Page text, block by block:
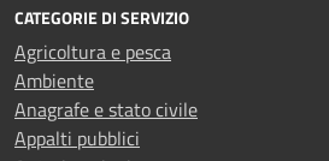
CATEGORIE DI SERVIZIO
Agricoltura e pesca
Ambiente
Anagrafe e stato civile
Appalti pubblici